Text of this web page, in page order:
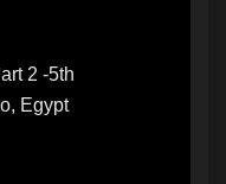
2 -5th
Egypt